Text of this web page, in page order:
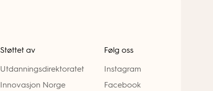
Støttet av
Utdanningsdirektoratet
Innovasjon Norge
Følg oss
Instagram
Facebook